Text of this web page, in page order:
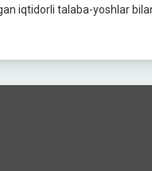
iqtidorli talaba-yoshlar